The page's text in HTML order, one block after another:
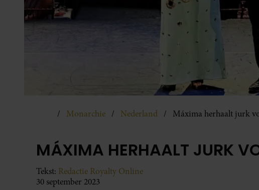
Monarchie Nederland Máxima herhaalt jurk
MÁXIMA HERHAALT JURK
Tekst: Redactie Royalty Online
30 september 2023